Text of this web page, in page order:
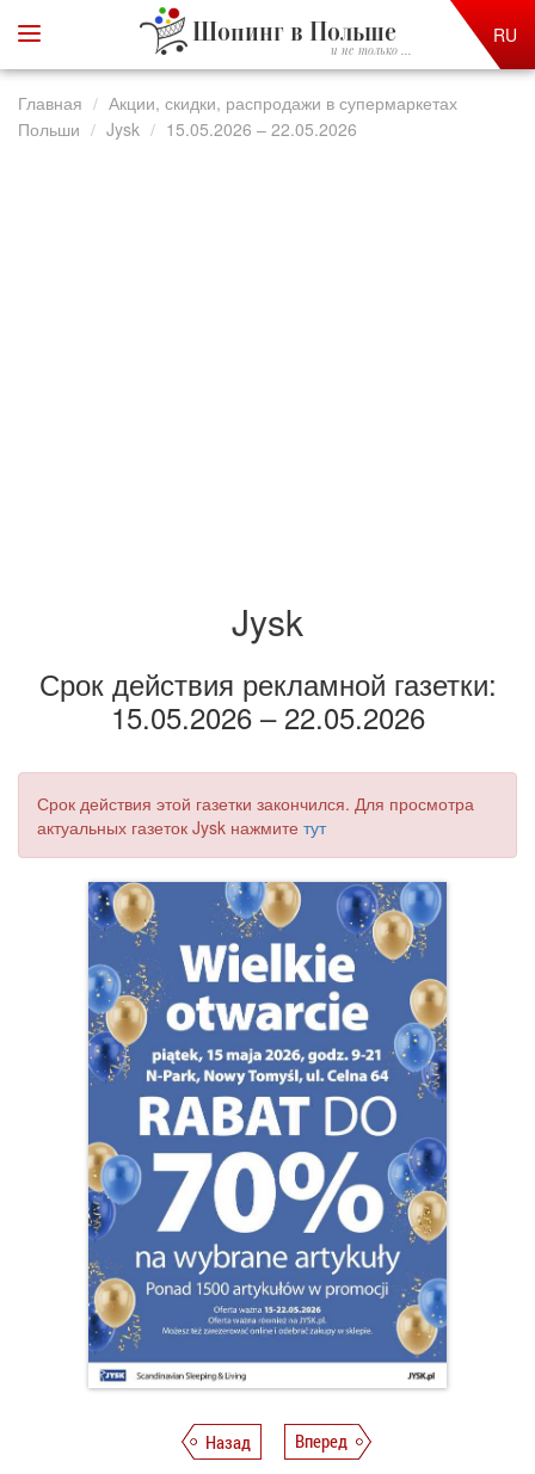
Шопинг в Польше
и не только ...
RU
Главная
Акции, скидки, распродажи в супермаркетах
Польши
Jysk 15.05.2026 – 22.05.2026
Jysk
Срок действия рекламной газетки:
15.05.2026 – 22.05.2026
Срок действия этой газетки закончился. Для просмотра
актуальных газеток Jysk нажмите тут
Назад Вперед